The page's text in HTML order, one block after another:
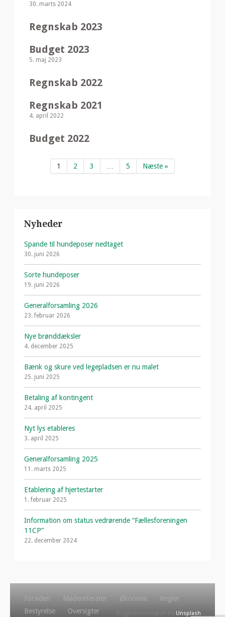
30. marts 2024
Regnskab 2023
Budget 2023
5. maj 2023
Regnskab 2022
Regnskab 2021
4. april 2022
Budget 2022
1 2 3 5 Næste »
Nyheder
Spande til hundeposer nedtaget
30. juni 2026
Sorte hundeposer
19. juni 2026
Generalforsamling 2026
23. februar 2026
Nye brønddæksler
4. december 2025
Bænk og skure ved legepladsen er nu malet
25. juni 2025
Betaling af kontingent
24. april 2025
Nyt lys etableres
3. april 2025
Generalforsamling 2025
11. marts 2025
Etablering af hjertestarter
1. februar 2025
Information om status vedrørende “Fællesforeningen
11CP”
22. december 2024
Forsiden Mødereferater Økonomi
Regler
Bestyrelse
Oversigter Unsplash